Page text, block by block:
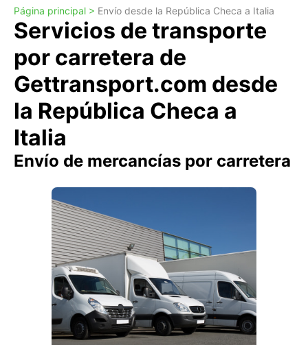
Página principal > Envío desde la República Checa a Italia
Servicios de transporte
por carretera de
Gettransport.com desde
la República Checa a
Italia
Envío de mercancías por carretera